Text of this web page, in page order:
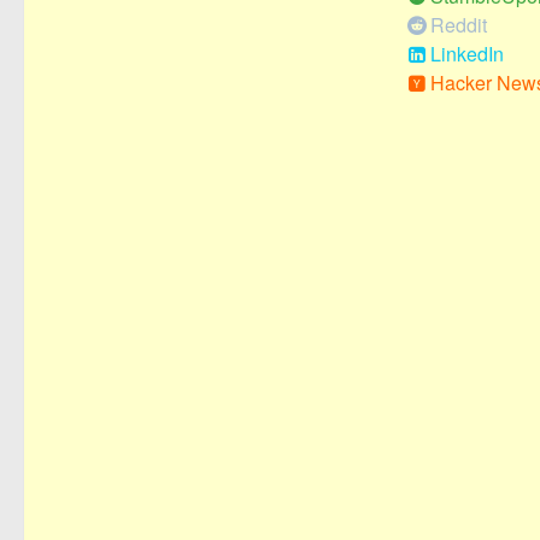
Reddit
LinkedIn
Hacker